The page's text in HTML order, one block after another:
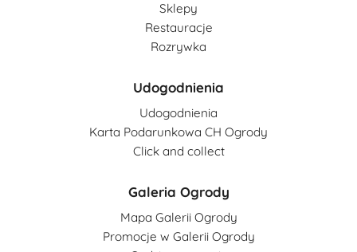
Sklepy
Restauracje
Rozrywka
Udogodnienia
Udogodnienia
Karta Podarunkowa CH Ogrody
Click and collect
Galeria Ogrody
Mapa Galerii Ogrody
Promocje w Galerii Ogrody